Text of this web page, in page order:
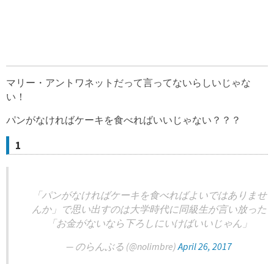
マリー・アントワネットだって言ってないらしいじゃな
い！
パンがなければケーキを食べればいいじゃない？？？
1
「パンがなければケーキを食べればよいではありませ
んか」で思い出すのは大学時代に同級生が言い放った
「お金がないなら下ろしにいけばいいじゃん」
— のらんぶる (@nolimbre)April 26, 2017